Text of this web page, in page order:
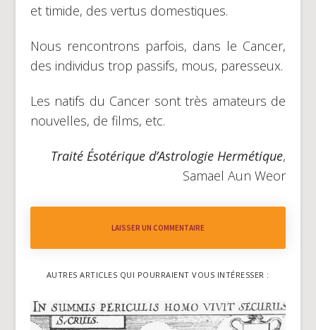
et timide, des vertus domestiques.
Nous rencontrons parfois, dans le Cancer,
des individus trop passifs, mous, paresseux.
Les natifs du Cancer sont très amateurs de
nouvelles, de films, etc.
Traité Ésotérique d’Astrologie Hermétique,
Samael Aun Weor
LAISSER UN COMMENTAIRE
AUTRES ARTICLES QUI POURRAIENT VOUS INTÉRESSER :